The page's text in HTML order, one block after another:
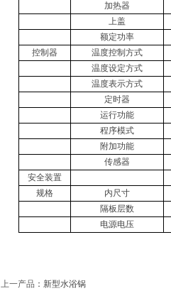
加热器
上盖
额定功率
控制器
温度控制方式
温度设定方式
温度表示方式
定时器
运行功能
程序模式
附加功能
传感器
安全装置
规格
内尺寸
隔板层数
电源电压
上一产品 ： 新型水浴锅